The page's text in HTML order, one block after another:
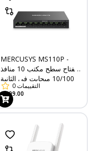
MERCUSYS MS110P -
مفتاح سطح مكتب 10 منافذ
10/100 ميجابت في الثانية
مع 8 منافذ PoE+
0التقييمات
1,099.00